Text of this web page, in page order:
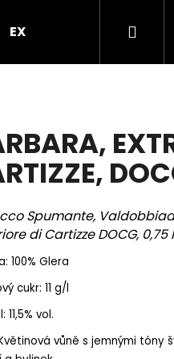
EXPRES PO PRAZE
Spumante,
di Cartizze DOCG, 0,75
100% Glera
cukr: 11 g/l
11,5% vol.
vůně s jemnými tóny